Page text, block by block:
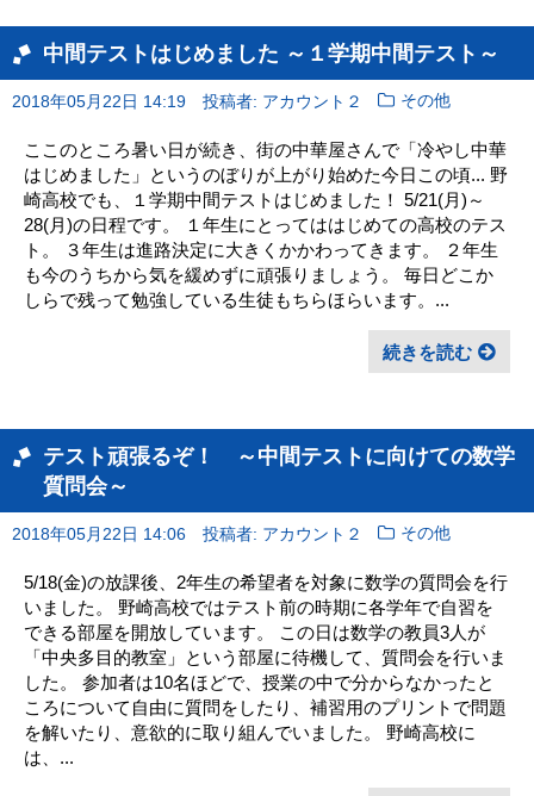
中間テストはじめました ～１学期中間テスト～
2018年05月22日 14:19 投稿者: アカウント２ その他
ここのところ暑い日が続き、街の中華屋さんで「冷やし中華
はじめました」というのぼりが上がり始めた今日この頃... 野
崎高校でも、１学期中間テストはじめました！ 5/21(月)～
28(月)の日程です。 １年生にとってははじめての高校のテス
ト。 ３年生は進路決定に大きくかかわってきます。 ２年生
も今のうちから気を緩めずに頑張りましょう。 毎日どこか
しらで残って勉強している生徒もちらほらいます。...
続きを読む
テスト頑張るぞ！ ～中間テストに向けての数学
質問会～
2018年05月22日 14:06 投稿者: アカウント２ その他
5/18(金)の放課後、2年生の希望者を対象に数学の質問会を行
いました。 野崎高校ではテスト前の時期に各学年で自習を
できる部屋を開放しています。 この日は数学の教員3人が
「中央多目的教室」という部屋に待機して、質問会を行いま
した。 参加者は10名ほどで、授業の中で分からなかったと
ころについて自由に質問をしたり、補習用のプリントで問題
を解いたり、意欲的に取り組んでいました。 野崎高校に
は、...